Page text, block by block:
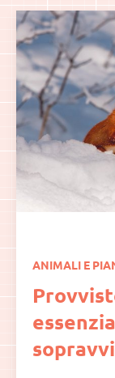
ANIMALI E